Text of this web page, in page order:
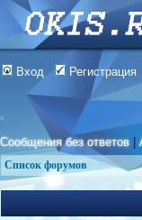
Вход Регистрация
Сообщения без ответов |
Список форумов